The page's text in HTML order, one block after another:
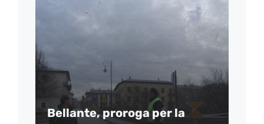
Bellante, proroga per la